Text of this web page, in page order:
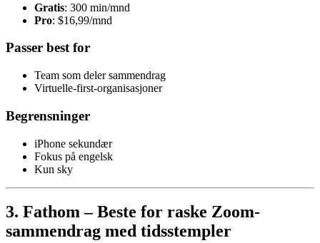
Gratis: 300 min/mnd
Pro: $16,99/mnd
Passer best for
Team som deler sammendrag
Virtuelle-first-organisasjoner
Begrensninger
iPhone sekundær
Fokus på engelsk
Kun sky
3. Fathom – Beste for raske Zoom-
sammendrag med tidsstempler